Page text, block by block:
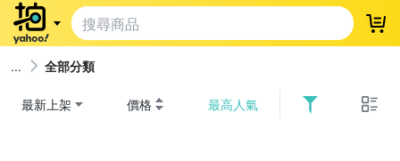
登
全部分類
最新上架 價格 最高人氣